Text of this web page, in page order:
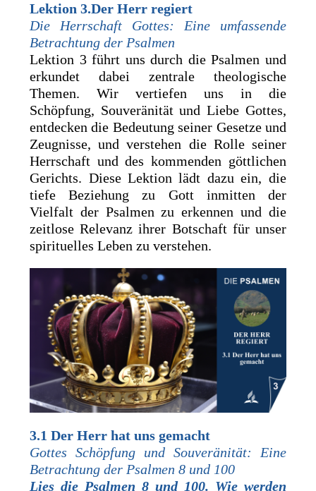
Lektion 3.Der Herr regiert
Die Herrschaft Gottes: Eine umfassende
Betrachtung der Psalmen
Lektion 3 führt uns durch die Psalmen und
erkundet dabei zentrale theologische
Themen. Wir vertiefen uns in die
Schöpfung, Souveränität und Liebe Gottes,
entdecken die Bedeutung seiner Gesetze und
Zeugnisse, und verstehen die Rolle seiner
Herrschaft und des kommenden göttlichen
Gerichts. Diese Lektion lädt dazu ein, die
tiefe Beziehung zu Gott inmitten der
Vielfalt der Psalmen zu erkennen und die
zeitlose Relevanz ihrer Botschaft für unser
spirituelles Leben zu verstehen.
3.1 Der Herr hat uns gemacht
Gottes Schöpfung und Souveränität: Eine
Betrachtung der Psalmen 8 und 100
Lies die Psalmen 8 und 100. Wie werden